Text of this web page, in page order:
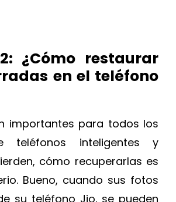
¿Cómo restaurar
en el teléfono
importantes para todos los
teléfonos inteligentes y
cómo recuperarlas es
Bueno, cuando sus fotos
su teléfono Jio, se pueden